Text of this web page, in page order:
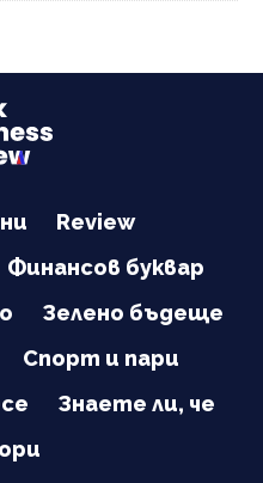
Review
Финансов буквар
Зелено бъдеще
Спорт и пари
Знаете ли, че